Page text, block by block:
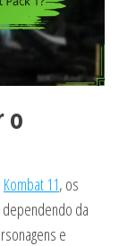
o
Kombat 11, os
da
e